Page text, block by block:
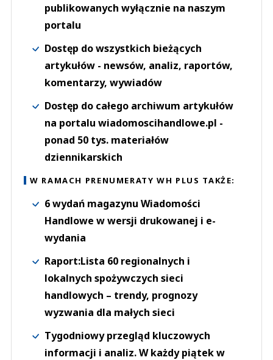
publikowanych wyłącznie na naszym
portalu
Dostęp do wszystkich bieżących
artykułów - newsów, analiz, raportów,
komentarzy, wywiadów
Dostęp do całego archiwum artykułów
na portalu wiadomoscihandlowe.pl -
ponad 50 tys. materiałów
dziennikarskich
W RAMACH PRENUMERATY WH PLUS TAKŻE:
6 wydań magazynu Wiadomości
Handlowe w wersji drukowanej i e-
wydania
Raport:Lista 60 regionalnych i
lokalnych spożywczych sieci
handlowych – trendy, prognozy
wyzwania dla małych sieci
Tygodniowy przegląd kluczowych
informacji i analiz. W każdy piątek w